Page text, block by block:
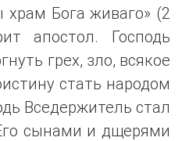
Бога живаго» (2
апостол. Господь
грех, зло, всякое
стать народом
Вседержитель стал
сынами и дщерями